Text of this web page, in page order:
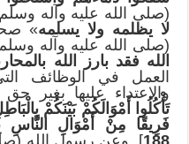
(صلى الله عليه وآله
لا يظلمه ولا يسلمه»
(صلى الله عليه وآله
الله فقد بارز الله
العمل في الوظائف
والاعتداء عليها بغير
تَأْكُلُوا أَمْوَالَكُمْ بَيْنَكُمْ
فَرِيقًا مِنْ أَمْوَالِ النَّاسِ
188]. وعن رسول الله